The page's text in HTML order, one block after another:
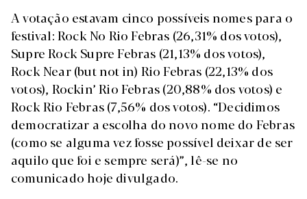
A votação estavam cinco possíveis nomes para o
festival: Rock No Rio Febras (26,31% dos votos),
Supre Rock Supre Febras (21,13% dos votos),
Rock Near (but not in) Rio Febras (22,13% dos
votos), Rockin’ Rio Febras (20,88% dos votos) e
Rock Rio Febras (7,56% dos votos). “Decidimos
democratizar a escolha do novo nome do Febras
(como se alguma vez fosse possível deixar de ser
aquilo que foi e sempre será)”, lê-se no
comunicado hoje divulgado.